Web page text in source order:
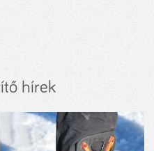
hírek